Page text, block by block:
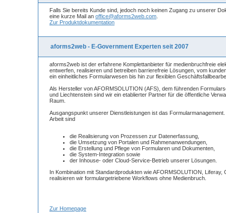
Falls Sie bereits Kunde sind, jedoch noch keinen Zugang zu unserer
eine kurze Mail an office@aforms2web.com
Zur Produktdokumentation
aforms2web - E-Government Experten seit 2007
aforms2web ist der erfahrene Komplettanbieter für medienbruchfreie
entwerfen, realisieren und betreiben barrierefreie Lösungen, vom
ein einheitliches Formularwesen bis hin zur flexiblen
Als Hersteller von AFORMSOLUTION (AFS), dem führenden
und Liechtenstein sind wir ein etablierter Partner für die öffentliche
Raum.
Ausgangspunkt unserer Dienstleistungen ist das
Arbeit sind
die Realisierung von Prozessen zur Datenerfassung,
die Umsetzung von Portalen und Rahmenanwendungen,
die Erstellung und Pflege von Formularen und Dokumenten,
die System-Integration sowie
der Inhouse- oder Cloud-Service-Betrieb unserer Lösungen.
In Kombination mit Standardprodukten wie AFORMSOLUTION, Liferay,
realisieren wir formulargetriebene Workflows ohne Medienbruch.
Zur Homepage